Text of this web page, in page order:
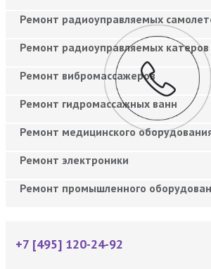
Ремонт радиоуправляемых
Ремонт радиоуправляемых катеров
Ремонт вибромассажеров
Ремонт гидромассажных ванн
Ремонт медицинского
Ремонт электроники
Ремонт промышленного
+7 [495] 120-24-92